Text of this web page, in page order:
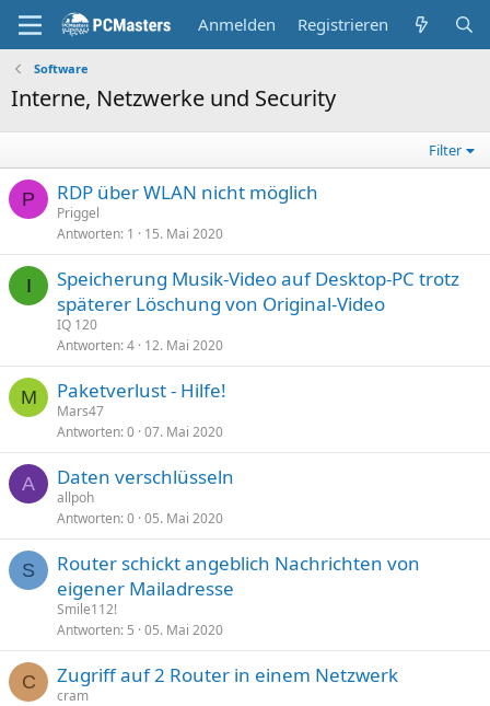
Anmelden Registrieren
Software
Interne, Netzwerke und Security
Filter
P RDP über WLAN nicht möglich
Priggel
Antworten 1 15. Mai 2020
I
Speicherung Musik-Video auf Desktop-PC trotz
späterer Löschung von Original-Video
IQ 120
Antworten 4 12. Mai 2020
M Paketverlust - Hilfe!
Mars47
Antworten 0 07. Mai 2020
A Daten verschlüsseln
allpoh
Antworten 0 05. Mai 2020
S
Router schickt angeblich Nachrichten von
eigener Mailadresse
Smile112!
Antworten 5 05. Mai 2020
C Zugriff auf 2 Router in einem Netzwerk
cram